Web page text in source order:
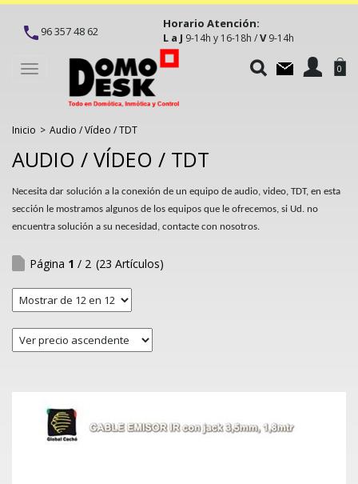
96 357 48 62
Horario Atención:
L a J 9-14h y 16-18h /V9-14h
Toggle
navigation
0
Inicio > Audio / Vídeo / TDT
AUDIO / VÍDEO / TDT
Necesita dar solución a la conexión de un equipo de audio, video, TDT, en esta
sección le mostramos algunos de los equipos que le ofrecemos, si Ud. no
encuentra solución a su necesidad, contacte con nosotros.
Página 1 / 2 (23 Artículos)